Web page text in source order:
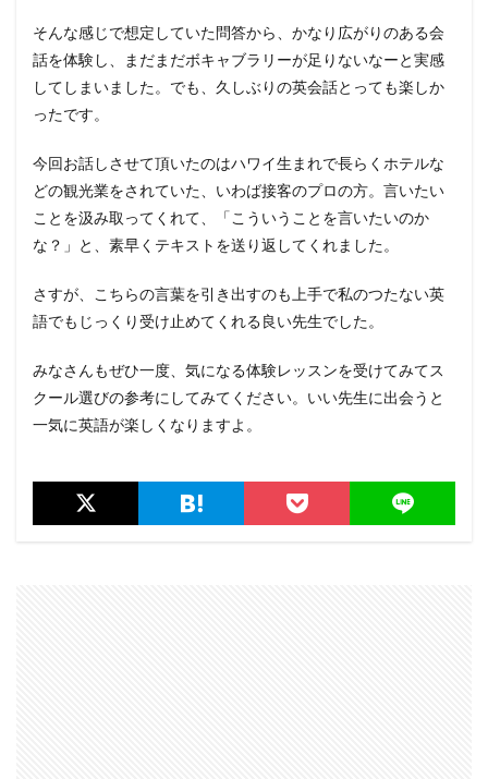
そんな感じで想定していた問答から、かなり広がりのある会
話を体験し、まだまだボキャブラリーが足りないなーと実感
してしまいました。でも、久しぶりの英会話とっても楽しか
ったです。
今回お話しさせて頂いたのはハワイ生まれで長らくホテルな
どの観光業をされていた、いわば接客のプロの方。言いたい
ことを汲み取ってくれて、「こういうことを言いたいのか
な？」と、素早くテキストを送り返してくれました。
さすが、こちらの言葉を引き出すのも上手で私のつたない英
語でもじっくり受け止めてくれる良い先生でした。
みなさんもぜひ一度、気になる体験レッスンを受けてみてス
クール選びの参考にしてみてください。いい先生に出会うと
一気に英語が楽しくなりますよ。